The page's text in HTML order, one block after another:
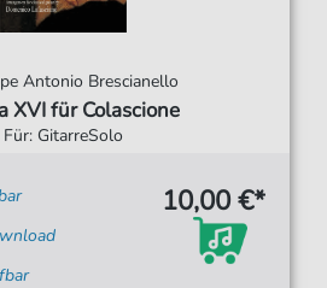
Antonio Brescianello
XVI für Colascione
Für: GitarreSolo
10,00 €*